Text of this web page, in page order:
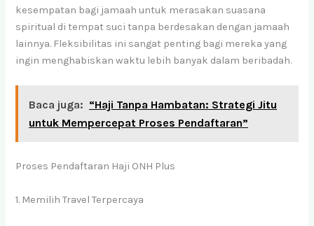
kesempatan bagi jamaah untuk merasakan suasana
spiritual di tempat suci tanpa berdesakan dengan jamaah
lainnya. Fleksibilitas ini sangat penting bagi mereka yang
ingin menghabiskan waktu lebih banyak dalam beribadah.
Baca juga: “Haji Tanpa Hambatan: Strategi Jitu
untuk Mempercepat Proses Pendaftaran”
Proses Pendaftaran Haji ONH Plus
1. Memilih Travel Terpercaya